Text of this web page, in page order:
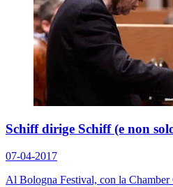
Schiff dirige Schiff (e non
07-04-2017
Al Bologna Festival, con la Chamber